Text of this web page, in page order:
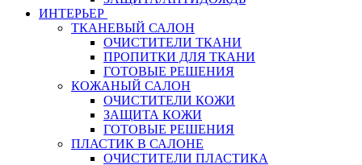
ИНТЕРЬЕР
ТКАНЕВЫЙ САЛОН
ОЧИСТИТЕЛИ ТКАНИ
ПРОПИТКИ ДЛЯ ТКАНИ
ГОТОВЫЕ РЕШЕНИЯ
КОЖАНЫЙ САЛОН
ОЧИСТИТЕЛИ КОЖИ
ЗАЩИТА КОЖИ
ГОТОВЫЕ РЕШЕНИЯ
ПЛАСТИК В САЛОНЕ
ОЧИСТИТЕЛИ ПЛАСТИКА